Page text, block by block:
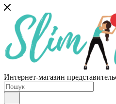
Интернет-магазин